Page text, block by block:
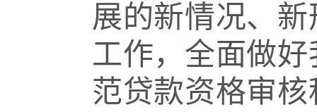
展的新情况、
工作，全面做
范贷款资格审